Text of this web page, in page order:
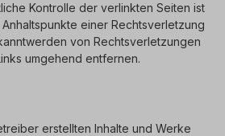
Kontrolle der verlinkten Seiten ist
einer Rechtsverletzung
von Rechtsverletzungen
umgehend entfernen.
erstellten Inhalte und Werke